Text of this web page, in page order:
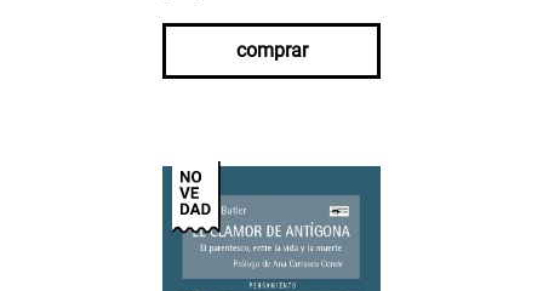
comprar